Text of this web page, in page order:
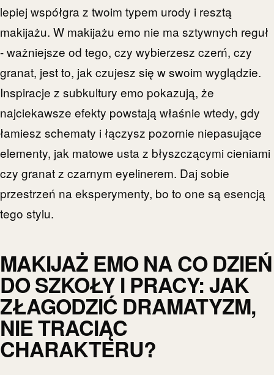
lepiej współgra z twoim typem urody i resztą
makijażu. W makijażu emo nie ma sztywnych reguł
- ważniejsze od tego, czy wybierzesz czerń, czy
granat, jest to, jak czujesz się w swoim wyglądzie.
Inspiracje z subkultury emo pokazują, że
najciekawsze efekty powstają właśnie wtedy, gdy
łamiesz schematy i łączysz pozornie niepasujące
elementy, jak matowe usta z błyszczącymi cieniami
czy granat z czarnym eyelinerem. Daj sobie
przestrzeń na eksperymenty, bo to one są esencją
tego stylu.
MAKIJAŻ EMO NA CO DZIEŃ
DO SZKOŁY I PRACY: JAK
ZŁAGODZIĆ DRAMATYZM,
NIE TRACIĄC
CHARAKTERU?